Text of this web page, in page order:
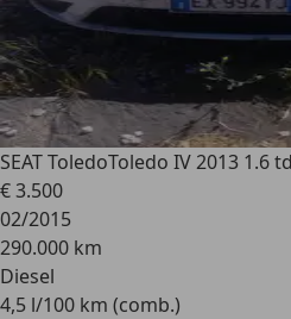
SEAT ToledoToledo IV 2013 1.6
€ 3.500
02/2015
290.000 km
Diesel
4,5 l/100 km (comb.)